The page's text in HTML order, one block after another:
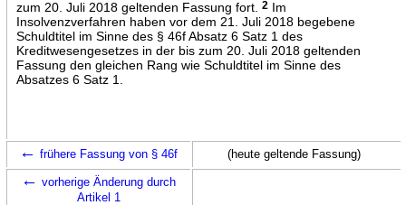
zum 20. Juli 2018 geltenden Fassung fort.
2Im
Insolvenzverfahren haben vor dem 21. Juli 2018 begebene
Schuldtitel im Sinne des § 46f Absatz 6 Satz 1 des
Kreditwesengesetzes in der bis zum 20. Juli 2018 geltenden
Fassung den gleichen Rang wie Schuldtitel im Sinne des
Absatzes 6 Satz 1.
← frühere Fassung von § 46f (heute geltende Fassung)
← vorherige Änderung durch
Artikel 1